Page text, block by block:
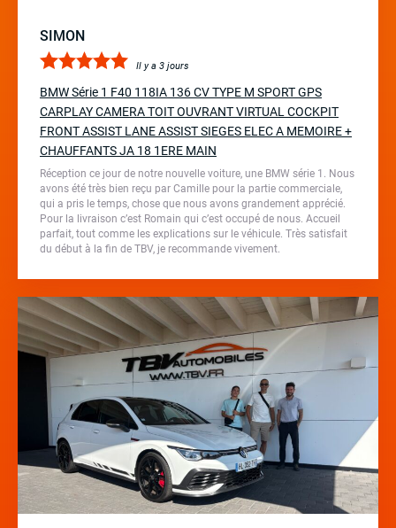
SIMON
Il y a 3 jours
BMW Série 1 F40 118IA 136 CV TYPE M SPORT GPS
CARPLAY CAMERA TOIT OUVRANT VIRTUAL COCKPIT
FRONT ASSIST LANE ASSIST SIEGES ELEC A MEMOIRE +
CHAUFFANTS JA 18 1ERE MAIN
Réception ce jour de notre nouvelle voiture, une BMW série 1. Nous
avons été très bien reçu par Camille pour la partie commerciale,
qui a pris le temps, chose que nous avons grandement apprécié.
Pour la livraison c’est Romain qui c’est occupé de nous. Accueil
parfait, tout comme les explications sur le véhicule. Très satisfait
du début à la fin de TBV, je recommande vivement.